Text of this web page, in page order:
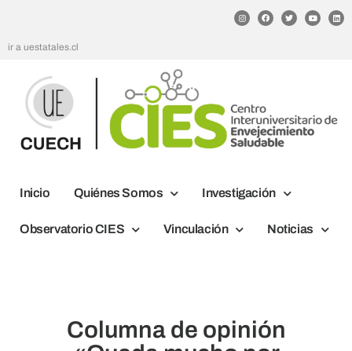
ir a uestatales.cl
Inicio Quiénes Somos Investigación
Observatorio CIES Vinculación Noticias
Columna de opinión